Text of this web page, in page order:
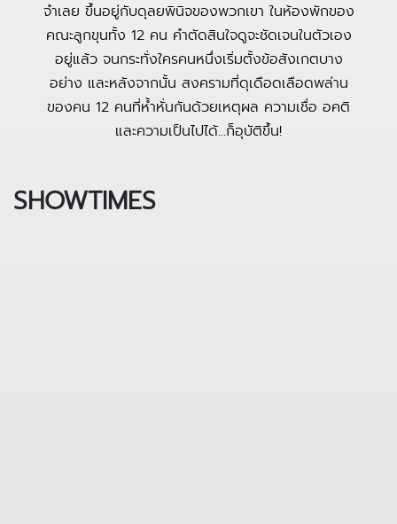
จำเลย ขึ้นอยู่กับดุลยพินิจของพวกเขา ในห้องพักของ
คณะลูกขุนทั้ง 12 คน คำตัดสินใจดูจะชัดเจนในตัวเอง
อยู่แล้ว จนกระทั่งใครคนหนึ่งเริ่มตั้งข้อสังเกตบาง
อย่าง และหลังจากนั้น สงครามที่ดุเดือดเลือดพล่าน
ของคน 12 คนที่ห้ำหั่นกันด้วยเหตุผล ความเชื่อ อคติ
และความเป็นไปได้...ก็อุบัติขึ้น!
SHOWTIMES